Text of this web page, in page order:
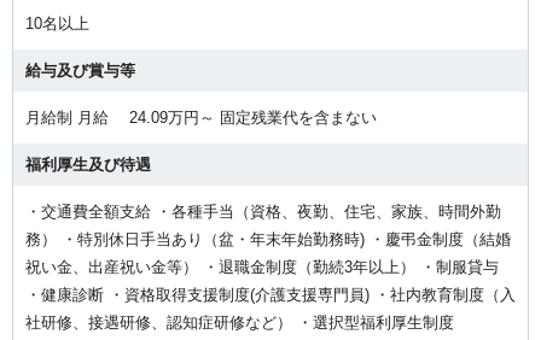
10名以上
給与及び賞与等
月給制 月給 24.09万円～ 固定残業代を含まない
福利厚生及び待遇
・交通費全額支給 ・各種手当（資格、夜勤、住宅、家族、時間外勤
務） ・特別休日手当あり（盆・年末年始勤務時) ・慶弔金制度（結婚
祝い金、出産祝い金等） ・退職金制度（勤続3年以上） ・制服貸与
・健康診断 ・資格取得支援制度(介護支援専門員) ・社内教育制度（入
社研修、接遇研修、認知症研修など） ・選択型福利厚生制度